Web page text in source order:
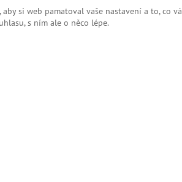
lékařství srozumitelnější.
si web pamatoval vaše nastavení a to, co
s ním ale o něco lépe.